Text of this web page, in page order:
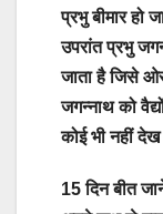
प्रभु बीमार
उपरांत प्रभु
जाता है जिसे
जगन्नाथ को
कोई भी नहीं
15 दिन बीत